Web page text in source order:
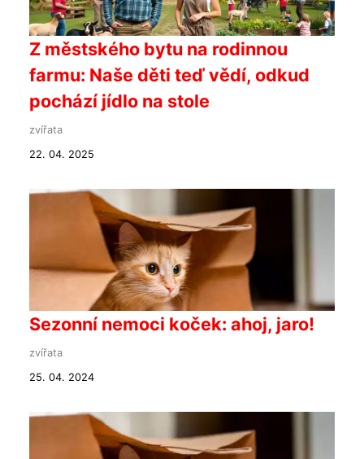
Z městského bytu na rodinnou
farmu: Naše děti teď vědí, odkud
pochází jídlo na stole
zvířata
22. 04. 2025
Sezonní nemoci koček: ahoj, jaro!
zvířata
25. 04. 2024